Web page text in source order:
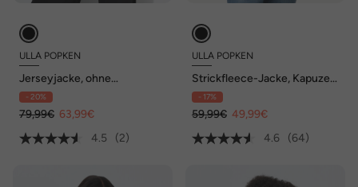
ULLA POPKEN
Jerseyjacke, ohne
Verschluss, Schalkragen,
Langarm
- 20%
79,99€ 63,99€
4.5
(2)
ULLA POPKEN
Strickfleece-Jacke, Kapuze,
Reißverschlusstaschen
- 17%
59,99€ 49,99€
4.6
(64)